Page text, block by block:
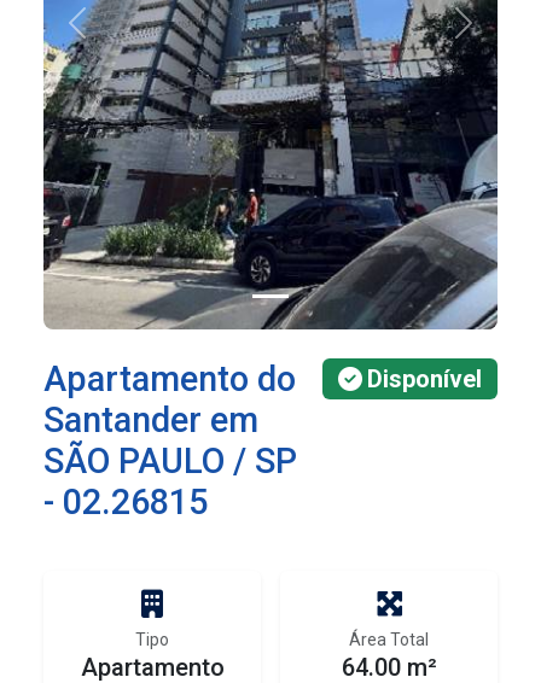
Anterior Próximo
Apartamento do
Santander em
SÃO PAULO / SP
- 02.26815
Disponível
Tipo
Apartamento
Área Total
64.00 m²